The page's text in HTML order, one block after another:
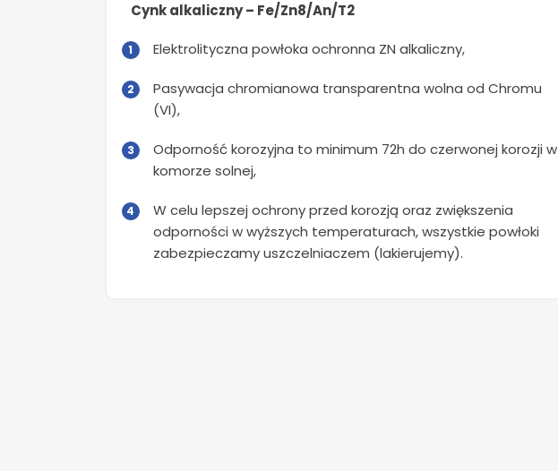
Cynk alkaliczny – Fe/Zn8/An/T2
Elektrolityczna powłoka ochronna ZN alkaliczny,
Pasywacja chromianowa transparentna wolna od Chromu
(VI),
Odporność korozyjna to minimum 72h do czerwonej korozji w
komorze solnej,
W celu lepszej ochrony przed korozją oraz zwiększenia
odporności w wyższych temperaturach, wszystkie powłoki
zabezpieczamy uszczelniaczem (lakierujemy).